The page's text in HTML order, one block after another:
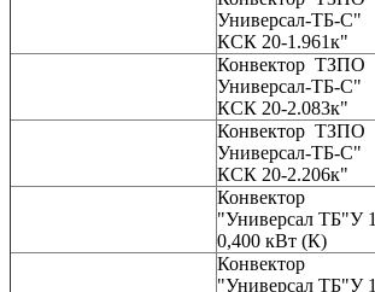
Универсал-ТБ-С"
КСК 20-1.961к"
Конвектор ТЗПО
Универсал-ТБ-С"
КСК 20-2.083к"
Конвектор ТЗПО
Универсал-ТБ-С"
КСК 20-2.206к"
Конвектор
"Универсал ТБ"У 1
0,400 кВт (К)
Конвектор
"Универсал ТБ"У 1